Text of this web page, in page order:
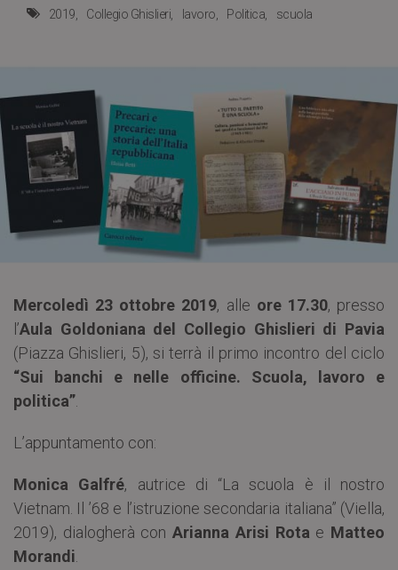
2019 Collegio Ghislieri lavoro Politica scuola
Mercoledì 23 ottobre 2019, alle ore 17.30, presso
l’Aula Goldoniana del Collegio Ghislieri di Pavia
(Piazza Ghislieri, 5), si terrà il primo incontro del ciclo
“Sui banchi e nelle officine. Scuola, lavoro e
politica”
L’appuntamento con:
Monica Galfré, autrice di “La scuola è il nostro
Vietnam. Il ’68 e l’istruzione secondaria italiana” (Viella,
2019), dialogherà conArianna Arisi Rota e Matteo
Morandi